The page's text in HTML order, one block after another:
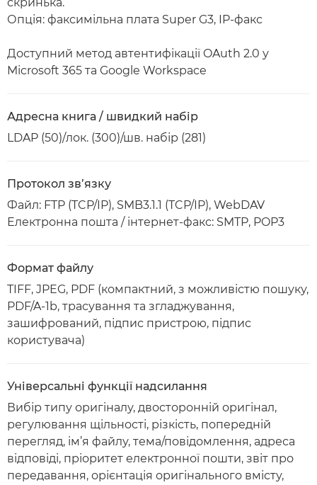
Опція: факсимільна плата Super G3, IP-факс
Доступний метод автентифікації OAuth 2.0 у
Microsoft 365 та Google Workspace
Адресна книга / швидкий набір
LDAP (50)/лок. (300)/шв. набір (281)
Протокол зв’язку
Файл: FTP (TCP/IP), SMB3.1.1 (TCP/IP), WebDAV
Електронна пошта / інтернет-факс: SMTP, POP3
Формат файлу
TIFF, JPEG, PDF (компактний, з можливістю пошуку,
PDF/A-1b, трасування та згладжування,
зашифрований, підпис пристрою, підпис
користувача)
Універсальні функції надсилання
Вибір типу оригіналу, двосторонній оригінал,
регулювання щільності, різкість, попередній
перегляд, ім’я файлу, тема/повідомлення, адреса
відповіді, пріоритет електронної пошти, звіт про
передавання, орієнтація оригінального вмісту,